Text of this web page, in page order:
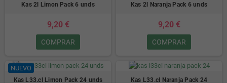
Kas 2l Limon Pack 6 unds
9,20 €
COMPRAR
Kas 2l Naranja Pack 6 unds
9,20 €
COMPRAR
NUEVO
Kas L33.cl Limon Pack 24 unds Kas L33.cl Naranja Pack 24